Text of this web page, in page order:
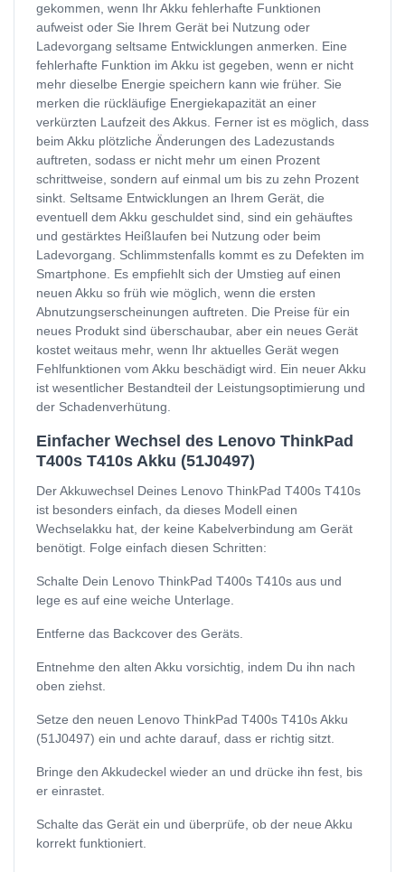
gekommen, wenn Ihr Akku fehlerhafte Funktionen
aufweist oder Sie Ihrem Gerät bei Nutzung oder
Ladevorgang seltsame Entwicklungen anmerken. Eine
fehlerhafte Funktion im Akku ist gegeben, wenn er nicht
mehr dieselbe Energie speichern kann wie früher. Sie
merken die rückläufige Energiekapazität an einer
verkürzten Laufzeit des Akkus. Ferner ist es möglich, dass
beim Akku plötzliche Änderungen des Ladezustands
auftreten, sodass er nicht mehr um einen Prozent
schrittweise, sondern auf einmal um bis zu zehn Prozent
sinkt. Seltsame Entwicklungen an Ihrem Gerät, die
eventuell dem Akku geschuldet sind, sind ein gehäuftes
und gestärktes Heißlaufen bei Nutzung oder beim
Ladevorgang. Schlimmstenfalls kommt es zu Defekten im
Smartphone. Es empfiehlt sich der Umstieg auf einen
neuen Akku so früh wie möglich, wenn die ersten
Abnutzungserscheinungen auftreten. Die Preise für ein
neues Produkt sind überschaubar, aber ein neues Gerät
kostet weitaus mehr, wenn Ihr aktuelles Gerät wegen
Fehlfunktionen vom Akku beschädigt wird. Ein neuer Akku
ist wesentlicher Bestandteil der Leistungsoptimierung und
der Schadenverhütung.
Einfacher Wechsel des Lenovo ThinkPad
T400s T410s Akku (51J0497)
Der Akkuwechsel Deines Lenovo ThinkPad T400s T410s
ist besonders einfach, da dieses Modell einen
Wechselakku hat, der keine Kabelverbindung am Gerät
benötigt. Folge einfach diesen Schritten:
Schalte Dein Lenovo ThinkPad T400s T410s aus und
lege es auf eine weiche Unterlage.
Entferne das Backcover des Geräts.
Entnehme den alten Akku vorsichtig, indem Du ihn nach
oben ziehst.
Setze den neuen Lenovo ThinkPad T400s T410s Akku
(51J0497) ein und achte darauf, dass er richtig sitzt.
Bringe den Akkudeckel wieder an und drücke ihn fest, bis
er einrastet.
Schalte das Gerät ein und überprüfe, ob der neue Akku
korrekt funktioniert.